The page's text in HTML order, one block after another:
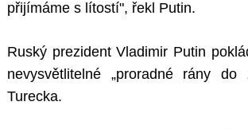
přijímáme s lítostí", řekl Putin.
Ruský prezident Vladimir Putin
nevysvětlitelné „proradné rány
Turecka.